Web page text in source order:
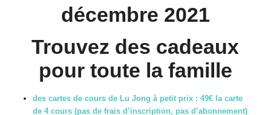
décembre 2021
Trouvez des cadeaux
pour toute la famille
des cartes de cours deLu Jong à petit prix : 49€ la carte
de 4 cours (pas de frais d’inscription, pas d’abonnement)